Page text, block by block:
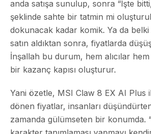
anda satışa sunulup, sonra “İşte
şeklinde sahte bir tatmin mi
dokunacak kadar komik. Ya da
satın aldıktan sonra, fiyatlarda
İnşallah bu durum, hem alıcılar hem
bir kazanç kapısı oluşturur.
Yani özetle, MSI Claw 8 EX AI Plus
dönen fiyatlar, insanları
zamanda gülümseten bir konumda.